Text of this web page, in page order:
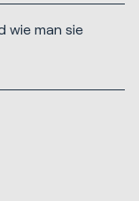
wie man sie